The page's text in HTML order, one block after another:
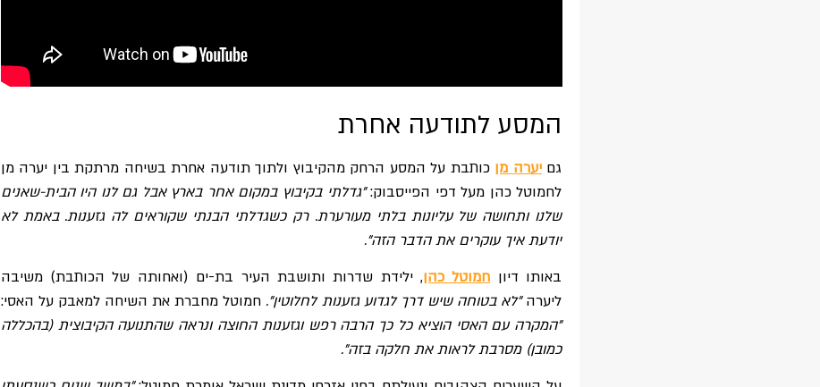
המסע לתודעה אחרת
גםיערה מן כותבת על המסע הרחק מהקיבוץ ולתוך תודעה אחרת בשיחה מרתקת בין יערה מן
לחמוטל כהן מעל דפי הפייסבוק:"גדלתי בקיבוץ במקום אחר בארץ אבל גם לנו היו הבית-שאנים
שלנו ותחושה של עליונות בלתי מעורערת. רק כשגדלתי הבנתי שקוראים לה גזענות. באמת לא
יודעת איך עוקרים את הדבר הזה".
באותו דיון חמוטל כהן, ילידת שדרות ותושבת העיר בת-ים (ואחותה של הכותבת) משיבה
ליערה"לא בטוחה שיש דרך לגדוע גזענות לחלוטין". חמוטל מחברת את השיחה למאבק על האסי:
"המקרה עם האסי הוציא כל כך הרבה רפש וגזענות החוצה ונראה שהתנועה הקיבוצית (בהכללה
כמובן) מסרבת לראות את חלקה בזה".